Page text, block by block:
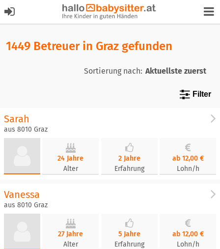
1449 Betreuer in Graz gefunden
Sortierung nach:
Filter
Sarah
aus 8010 Graz
24 Jahre
Alter
2 Jahre
Erfahrung
ab 12,00 €
Lohn/h
Vanessa
aus 8010 Graz
27 Jahre
Alter
5 Jahre
Erfahrung
ab 12,00 €
Lohn/h